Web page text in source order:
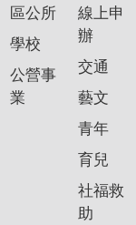
區公所
學校
公營事
業
線上申
辦
交通
藝文
青年
育兒
社福救
助